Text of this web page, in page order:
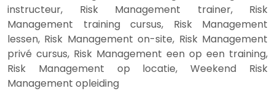
instructeur, Risk Management trainer, Risk
Management training cursus, Risk Management
lessen, Risk Management on-site, Risk Management
privé cursus, Risk Management een op een training,
Risk Management op locatie, Weekend Risk
Management opleiding